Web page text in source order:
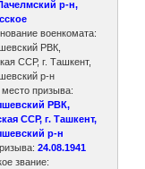
р-н,
военкомата:
РВК,
ССР, г. Ташкент,
р-н
место призыва:
РВК,
ССР, г. Ташкент,
р-н
24.08.1941
звание: